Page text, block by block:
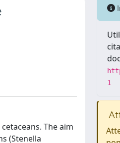
The aim
(Stenella
1